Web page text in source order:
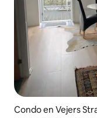
Condo en Vejers